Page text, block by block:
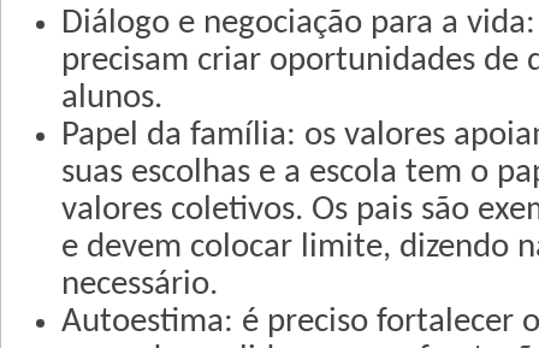
Diálogo e negociação para a
precisam criar oportunidades de
alunos.
Papel da família: os valores
suas escolhas e a escola tem o
valores coletivos. Os pais são
e devem colocar limite, dizendo
necessário.
Autoestima: é preciso fortalecer